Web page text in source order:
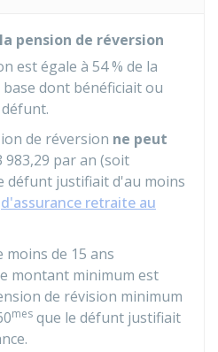
pension de réversion
est égale à 54 % de la
dont bénéficiait ou
de réversion ne peut
983,29 par an (soit
défunt justifiait d'au moins
d'assurance retraite au
de 15 ans
montant minimum est
de révision minimum
mes que le défunt justifiait